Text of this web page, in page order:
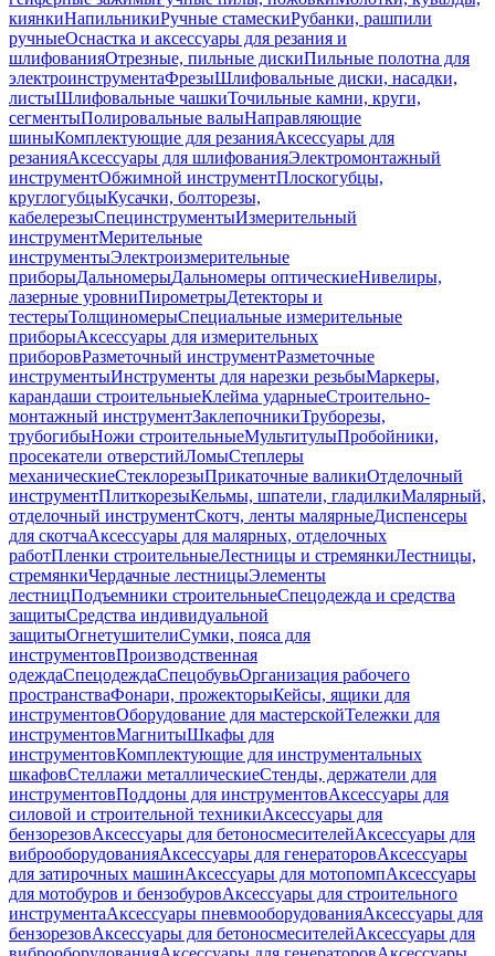
киянкиНапильникиРучные стамескиРубанки, рашпили
ручныеОснастка и аксессуары для резания и
шлифованияОтрезные, пильные дискиПильные полотна для
электроинструментаФрезыШлифовальные диски, насадки,
листыШлифовальные чашкиТочильные камни, круги,
сегментыПолировальные валыНаправляющие
шиныКомплектующие для резанияАксессуары для
резанияАксессуары для шлифованияЭлектромонтажный
инструментОбжимной инструментПлоскогубцы,
круглогубцыКусачки, болторезы,
кабелерезыСпецинструментыИзмерительный
инструментМерительные
инструментыЭлектроизмерительные
приборыДальномерыДальномеры оптическиеНивелиры,
лазерные уровниПирометрыДетекторы и
тестерыТолщиномерыСпециальные измерительные
приборыАксессуары для измерительных
приборовРазметочный инструментРазметочные
инструментыИнструменты для нарезки резьбыМаркеры,
карандаши строительныеКлейма ударныеСтроительно-
монтажный инструментЗаклепочникиТруборезы,
трубогибыНожи строительныеМультитулыПробойники,
просекатели отверстийЛомыСтеплеры
механическиеСтеклорезыПрикаточные валикиОтделочный
инструментПлиткорезыКельмы, шпатели, гладилкиМалярный,
отделочный инструментСкотч, ленты малярныеДиспенсеры
для скотчаАксессуары для малярных, отделочных
работПленки строительныеЛестницы и стремянкиЛестницы,
стремянкиЧердачные лестницыЭлементы
лестницПодъемники строительныеСпецодежда и средства
защитыСредства индивидуальной
защитыОгнетушителиСумки, пояса для
инструментовПроизводственная
одеждаСпецодеждаСпецобувьОрганизация рабочего
пространстваФонари, прожекторыКейсы, ящики для
инструментовОборудование для мастерскойТележки для
инструментовМагнитыШкафы для
инструментовКомплектующие для инструментальных
шкафовСтеллажи металлическиеСтенды, держатели для
инструментовПоддоны для инструментовАксессуары для
силовой и строительной техникиАксессуары для
бензорезовАксессуары для бетоносмесителейАксессуары для
виброоборудованияАксессуары для генераторовАксессуары
для затирочных машинАксессуары для мотопомпАксессуары
для мотобуров и бензобуровАксессуары для строительного
инструментаАксессуары пневмооборудованияАксессуары для
бензорезовАксессуары для бетоносмесителейАксессуары для